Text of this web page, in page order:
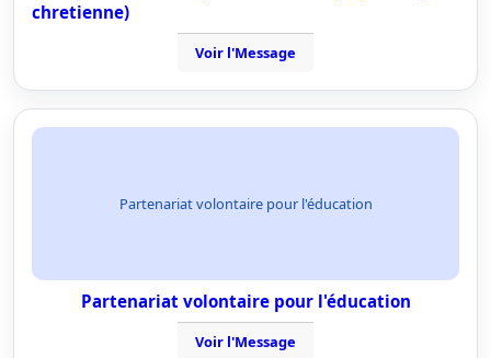
chretienne)
Voir l'Message
Partenariat volontaire pour l'éducation
Partenariat volontaire pour l'éducation
Voir l'Message